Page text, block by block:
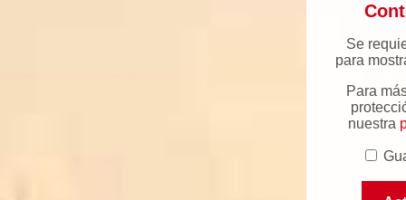
Se
para
Para
nuestra